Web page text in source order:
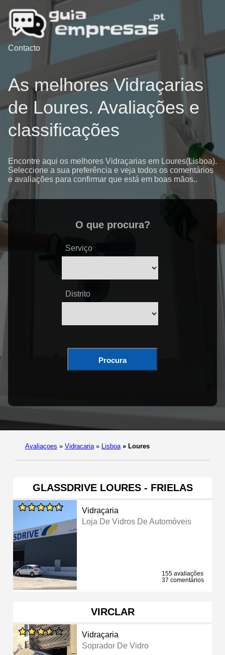
Contacto
As melhores Vidraçarias
de Loures. Avaliações e
classificações
Encontre aqui os melhores Vidraçarias em Loures(Lisboa).
Seleccione a sua preferência e veja todos os comentários
e avaliações para confirmar que está em boas mãos..
O que procura?
Serviço
Distrito
Procura
Avaliaçoes » Vidracaria » Lisboa » Loures
GLASSDRIVE LOURES - FRIELAS
Vidraçaria
Loja De Vidros De Automóveis
155 avaliações
37 comentários
VIRCLAR
Vidraçaria
Soprador De Vidro